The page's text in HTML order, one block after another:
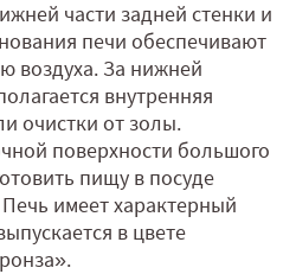
части задней стенки и
печи обеспечивают
воздуха. За нижней
внутренняя
очистки от золы.
поверхности большого
пищу в посуде
имеет характерный
в цвете